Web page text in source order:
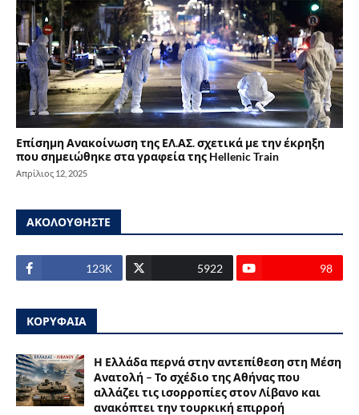
Επίσημη Ανακοίνωση της ΕΛ.ΑΣ. σχετικά με την έκρηξη
που σημειώθηκε στα γραφεία της Hellenic Train
Απρίλιος 12, 2025
ΑΚΟΛΟΥΘΗΣΤΕ
123Κ 5922 98
ΚΟΡΥΦΑΙΑ
Η Ελλάδα περνά στην αντεπίθεση στη Μέση
Ανατολή – Το σχέδιο της Αθήνας που
αλλάζει τις ισορροπίες στον Λίβανο και
ανακόπτει την τουρκική επιρροή